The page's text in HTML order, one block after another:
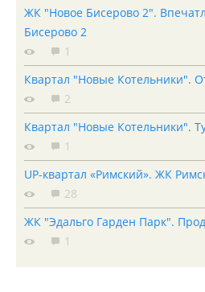
ЖК "Новое Бисерово 2".
Бисерово 2
1
Квартал "Новые Котельники".
2
Квартал "Новые Котельники".
1
UP-квартал «Римский». ЖК
28
ЖК "Эдальго Гарден Парк".
1